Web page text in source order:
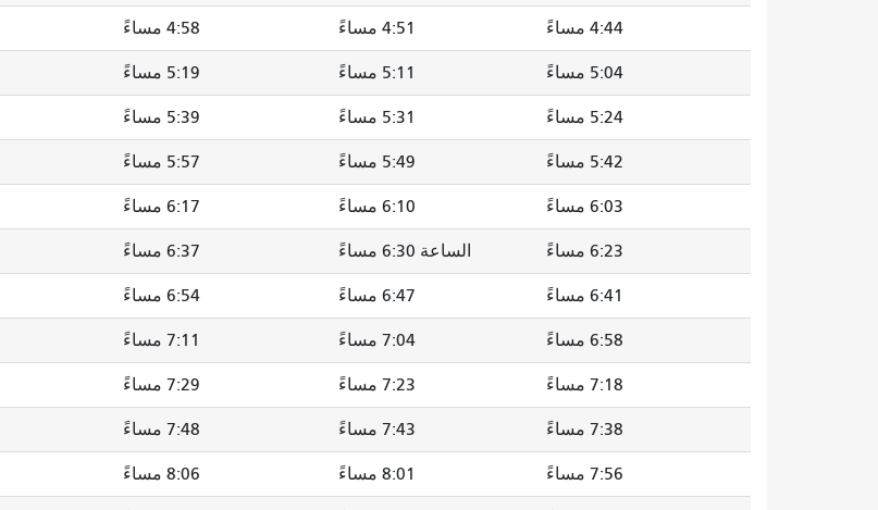
4:44 مساءً 4:51 مساءً 4:58 مساءً
5:04 مساءً 5:11 مساءً 5:19 مساءً
5:24 مساءً 5:31 مساءً 5:39 مساءً
5:42 مساءً 5:49 مساءً 5:57 مساءً
6:03 مساءً 6:10 مساءً 6:17 مساءً
6:23 مساءً الساعة 6:30 مساءً 6:37 مساءً
6:41 مساءً 6:47 مساءً 6:54 مساءً
6:58 مساءً 7:04 مساءً 7:11 مساءً
7:18 مساءً 7:23 مساءً 7:29 مساءً
7:38 مساءً 7:43 مساءً 7:48 مساءً
7:56 مساءً 8:01 مساءً 8:06 مساءً